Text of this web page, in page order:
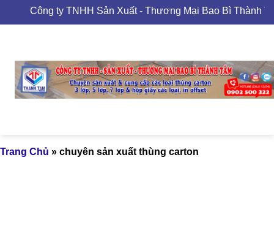
to
Công ty TNHH Sản Xuất - Thương Mại Bao Bì Thành
Trang Chủ » chuyên sản xuất thùng carton